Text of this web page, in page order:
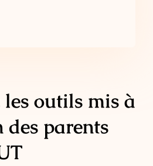
les outils mis à
parents